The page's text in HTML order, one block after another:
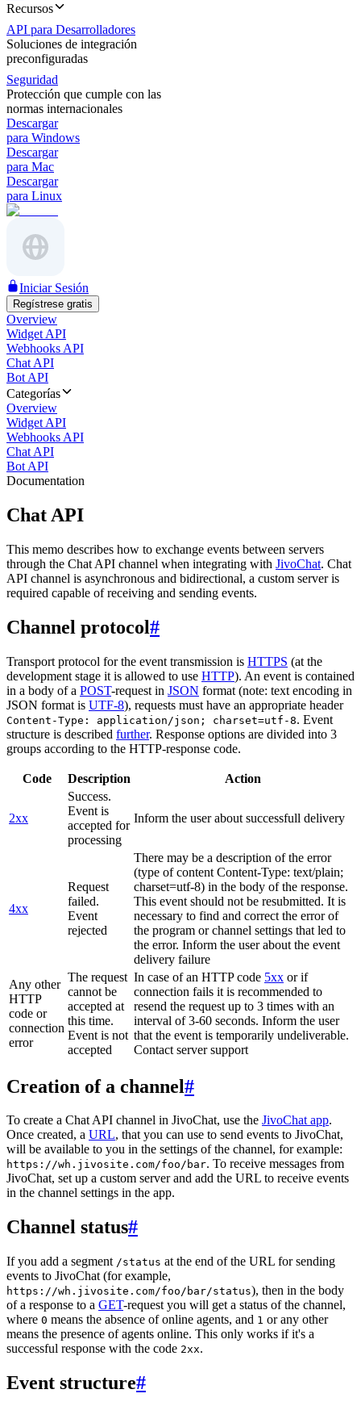
Recursos
API para Desarrolladores
Soluciones de integración
preconfiguradas
Seguridad
Protección que cumple con las
normas internacionales
Descargar
para Windows
Descargar
para Mac
Descargar
para Linux
Iniciar Sesión
Regístrese gratis
Overview
Widget API
Webhooks API
Chat API
Bot API
Categorías
Overview
Widget API
Webhooks API
Chat API
Bot API
Documentation
Chat API
This memo describes how to exchange events between servers
through the Chat API channel when integrating with JivoChat. Chat
API channel is asynchronous and bidirectional, a custom server is
required capable of receiving and sending events.
Channel protocol#
Transport protocol for the event transmission is HTTPS (at the
development stage it is allowed to use HTTP). An event is contained
in a body of a POST-request in JSON format (note: text encoding in
JSON format is UTF-8), requests must have an appropriate header
Content-Type: application/json; charset=utf-8. Event
structure is described further. Response options are divided into 3
groups according to the HTTP-response code.
Code Description Action
2xx
Success.
Event is
accepted for
processing
Inform the user about successfull delivery
4xx
Request
failed.
Event
rejected
There may be a description of the error
(type of content Content-Type: text/plain;
charset=utf-8) in the body of the response.
This event should not be resubmitted. It is
necessary to find and correct the error of
the program or channel settings that led to
the error. Inform the user about the event
delivery failure
Any other
HTTP
code or
connection
error
The request
cannot be
accepted at
this time.
Event is not
accepted
In case of an HTTP code 5xx or if
connection fails it is recommended to
resend the request up to 3 times with an
interval of 3-60 seconds. Inform the user
that the event is temporarily undeliverable.
Contact server support
Creation of a channel#
To create a Chat API channel in JivoChat, use the JivoChat app.
Once created, a URL, that you can use to send events to JivoChat,
will be available to you in the settings of the channel, for example:
https://wh.jivosite.com/foo/bar. To receive messages from
JivoChat, set up a custom server and add the URL to receive events
in the channel settings in the app.
Channel status#
If you add a segment /status at the end of the URL for sending
events to JivoChat (for example,
https://wh.jivosite.com/foo/bar/status), then in the body
of a response to a GET-request you will get a status of the channel,
where 0 means the absence of online agents, and 1 or any other
means the presence of agents online. This only works if it's a
successful response with the code 2xx.
Event structure#